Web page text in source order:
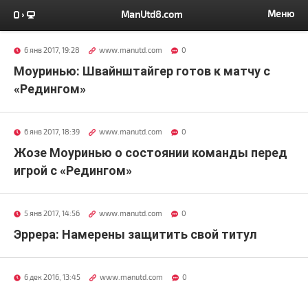
ManUtd8.com Меню
6 янв 2017, 19:28 www.manutd.com 0
Моуринью: Швайнштайгер готов к матчу с
«Редингом»
6 янв 2017, 18:39 www.manutd.com 0
Жозе Моуринью о состоянии команды перед
игрой с «Редингом»
5 янв 2017, 14:56 www.manutd.com 0
Эррера: Намерены защитить свой титул
6 дек 2016, 13:45 www.manutd.com 0